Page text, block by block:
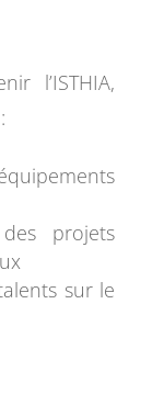
l’ISTHIA,
projets
sur le